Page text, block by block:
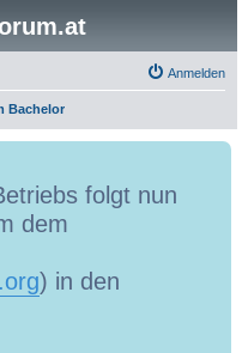
Anmelden
Bachelor
folgt nun
dem
) in den